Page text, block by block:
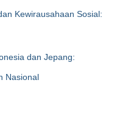
Kewirausahaan Sosial:
dan Jepang:
Nasional